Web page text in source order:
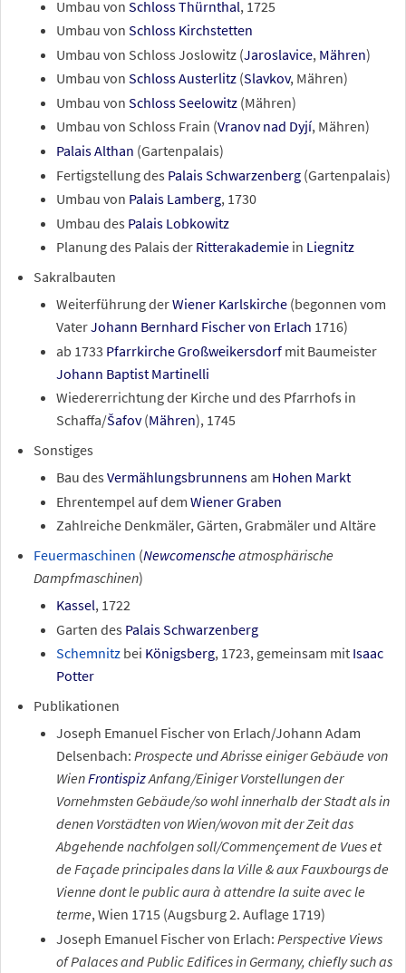
Umbau vonSchloss Thürnthal, 1725
Umbau vonSchloss Kirchstetten
Umbau von Schloss Joslowitz (Jaroslavice, Mähren)
Umbau vonSchloss Austerlitz (Slavkov, Mähren)
Umbau vonSchloss Seelowitz (Mähren)
Umbau von Schloss Frain (Vranov nad Dyjí, Mähren)
Palais Althan (Gartenpalais)
Fertigstellung des Palais Schwarzenberg (Gartenpalais)
Umbau von Palais Lamberg, 1730
Umbau des Palais Lobkowitz
Planung des Palais der Ritterakademie in Liegnitz
Sakralbauten
Weiterführung derWiener Karlskirche (begonnen vom
VaterJohann Bernhard Fischer von Erlach 1716)
ab 1733 Pfarrkirche Großweikersdorf mit Baumeister
Johann Baptist Martinelli
Wiedererrichtung der Kirche und des Pfarrhofs in
Schaffa/Šafov(Mähren), 1745
Sonstiges
Bau desVermählungsbrunnens am Hohen Markt
Ehrentempel auf demWiener Graben
Zahlreiche Denkmäler, Gärten, Grabmäler und Altäre
Feuermaschinen (Newcomenscheatmosphärische
Dampfmaschinen)
Kassel, 1722
Garten des Palais Schwarzenberg
Schemnitz bei Königsberg, 1723, gemeinsam mit Isaac
Potter
Publikationen
Joseph Emanuel Fischer von Erlach/Johann Adam
Delsenbach:Prospecte und Abrisse einiger Gebäude von
WienFrontispizAnfang/Einiger Vorstellungen der
Vornehmsten Gebäude/so wohl innerhalb der Stadt als in
denen Vorstädten von Wien/wovon mit der Zeit das
Abgehende nachfolgen soll/Commençement de Vues et
de Façade principales dans la Ville & aux Fauxbourgs de
Vienne dont le public aura à attendre la suite avec le
terme, Wien 1715 (Augsburg 2. Auflage 1719)
Joseph Emanuel Fischer von Erlach:Perspective Views
of Palaces and Public Edifices in Germany, chiefly such as